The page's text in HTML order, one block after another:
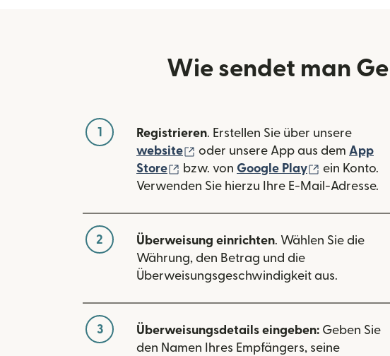
Wie sendet man
1 Registrieren. Erstellen Sie über unsere
website
(wird in einem neuen Fenster
oder unsere App aus dem App
Store
(wird in einem neuen Fenster
bzw. von Google Play (wird in
ein Konto.
Verwenden Sie hierzu Ihre E-Mail-Adresse.
2 Überweisung einrichten. Wählen Sie die
Währung, den Betrag und die
Überweisungsgeschwindigkeit aus.
3 Überweisungsdetails eingeben: Geben Sie
den Namen Ihres Empfängers, seine